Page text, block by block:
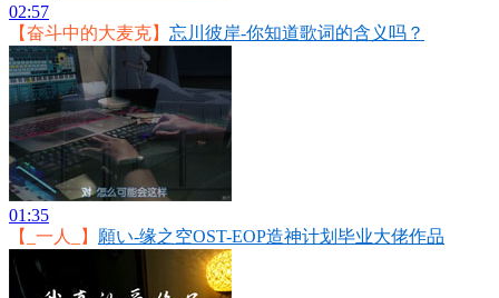
02:57
【奋斗中的大麦克】 忘川彼岸-你知道歌词的含义吗？
01:35
【_一人_】 願い-缘之空OST-EOP造神计划毕业大佬作品